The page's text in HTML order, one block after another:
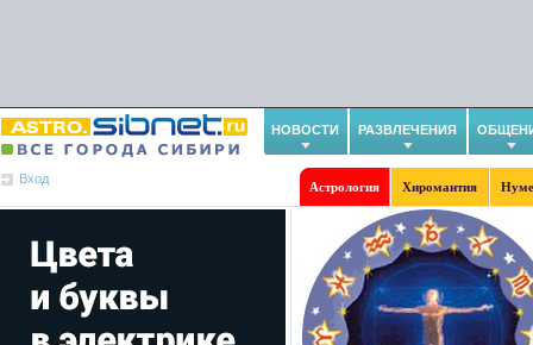
НОВОСТИ РАЗВЛЕЧЕНИЯ
Вход
Астрология Хиромантия